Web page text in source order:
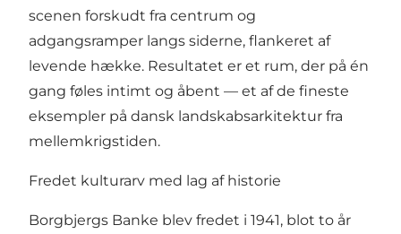
scenen forskudt fra centrum og
adgangsramper langs siderne, flankeret af
levende hække. Resultatet er et rum, der på én
gang føles intimt og åbent — et af de fineste
eksempler på dansk landskabsarkitektur fra
mellemkrigstiden.
Fredet kulturarv med lag af historie
Borgbjergs Banke blev fredet i 1941, blot to år